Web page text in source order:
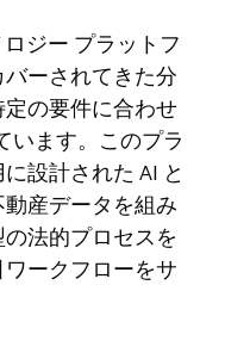
ジー プラットフ
ーされてきた分
の要件に合わせ
います。このプラ
設計された AI と
産データを組み
法的プロセスを
ークフローをサ